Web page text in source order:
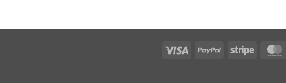
Visa PayPal Stripe